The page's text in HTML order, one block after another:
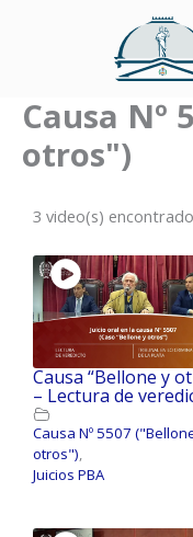
Causa Nº
otros")
3 video(s)
Causa “Bellone y
– Lectura de
Causa Nº 5507
otros"),
Juicios PBA